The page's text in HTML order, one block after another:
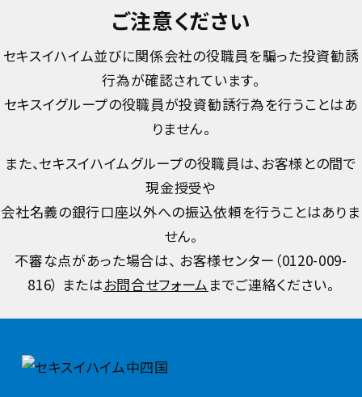
ご注意ください
セキスイハイム並びに関係会社の役職員を騙った投資勧誘
行為が確認されています。
セキスイグループの役職員が投資勧誘行為を行うことはあ
りません。
また、セキスイハイムグループの役職員は、お客様との間で
現金授受や
会社名義の銀行口座以外への振込依頼を行うことはありま
せん。
不審な点があった場合は、 お客様センター（0120-009-
816） またはお問合せフォームまでご連絡ください。